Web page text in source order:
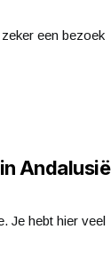
een bezoek
Andalusië
Je hebt hier veel